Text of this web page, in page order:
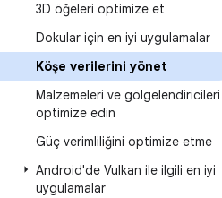
3D öğeleri optimize et
Dokular için en iyi uygulamalar
Köşe verilerini yönet
Malzemeleri ve gölgelendiricileri
optimize edin
Güç verimliliğini optimize etme
Android'de Vulkan ile ilgili en iyi
uygulamalar